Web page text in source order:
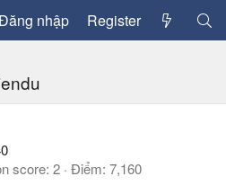
nhập Register
score 2 Điểm 7,160